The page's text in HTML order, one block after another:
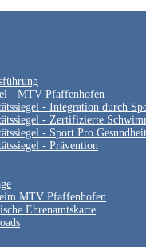
- MTV Pfaffenhofen
- Integration durch
- Zertifizierte
- Sport Pro Gesundheit
- Prävention
MTV Pfaffenhofen
Ehrenamtskarte